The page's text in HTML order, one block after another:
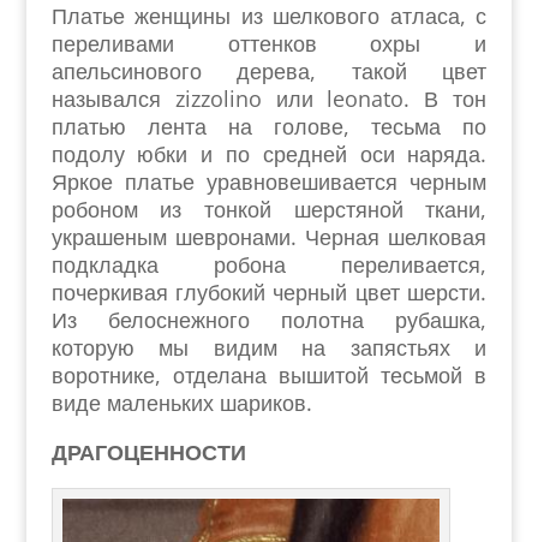
Платье женщины из шелкового атласа, с
переливами оттенков охры и
апельсинового дерева, такой цвет
назывался zizzolino или leonato. В тон
платью лента на голове, тесьма по
подолу юбки и по средней оси наряда.
Яркое платье уравновешивается черным
робоном из тонкой шерстяной ткани,
украшеным шевронами. Черная шелковая
подкладка робона переливается,
почеркивая глубокий черный цвет шерсти.
Из белоснежного полотна рубашка,
которую мы видим на запястьях и
воротнике, отделана вышитой тесьмой в
виде маленьких шариков.
ДРАГОЦЕННОСТИ